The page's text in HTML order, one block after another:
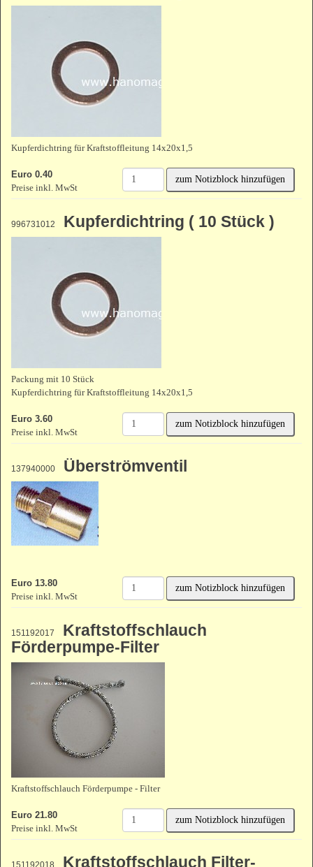
Kupferdichtring für Kraftstoffleitung 14x20x1,5
Euro 0.40
Preise inkl. MwSt
zum Notizblock hinzufügen
996731012 Kupferdichtring ( 10 Stück )
Packung mit 10 Stück
Kupferdichtring für Kraftstoffleitung 14x20x1,5
Euro 3.60
Preise inkl. MwSt
zum Notizblock hinzufügen
137940000 Überströmventil
Euro 13.80
Preise inkl. MwSt
zum Notizblock hinzufügen
151192017
Kraftstoffschlauch
Förderpumpe-Filter
Kraftstoffschlauch Förderpumpe - Filter
Euro 21.80
Preise inkl. MwSt
zum Notizblock hinzufügen
151192018 Kraftstoffschlauch Filter-